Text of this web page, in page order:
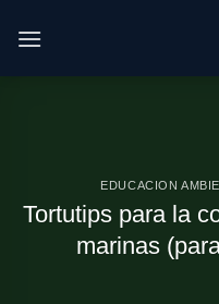
EDUCACION
Tortutips para la
marinas